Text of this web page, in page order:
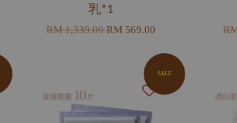
乳*1
RM 1,339.00RM 569.00
SALE